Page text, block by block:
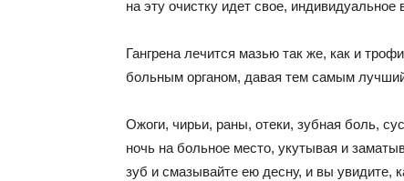
на эту очистку идет свое,
Гангрена лечится мазью так же, как и
больным органом, давая тем самым лучший
Ожоги, чирьи, раны, отеки, зубная боль,
ночь на больное место, укутывая и
зуб и смазывайте ею десну, и вы увидите,